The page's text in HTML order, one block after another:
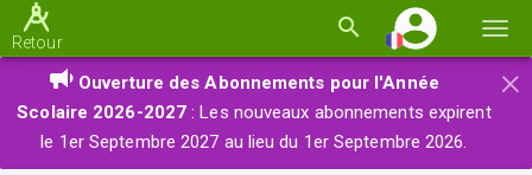
la
Retour
×
Ouverture des Abonnements pour l'Année
Scolaire 2026-2027 : Les nouveaux abonnements expirent
le 1er Septembre 2027 au lieu du 1er Septembre 2026.